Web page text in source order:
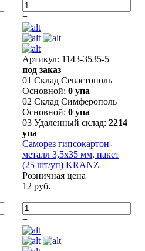
+
Артикул: 1143-3535-5
под заказ
01 Склад Севастополь
Основной: 0 упа
02 Склад Симферополь
Основной: 0 упа
03 Удаленный склад: 2214
упа
Саморез гипсокартон-
металл 3,5х35 мм, пакет
(25 шт/уп) KRANZ
Розничная цена
12 руб.
–
+